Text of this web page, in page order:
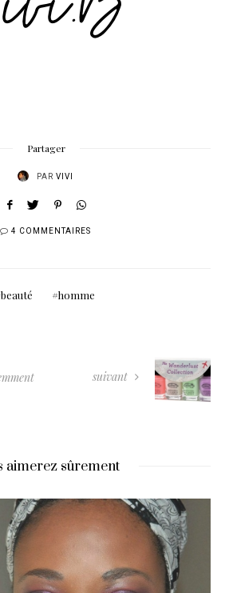
Partager
PAR VIVI
4 COMMENTAIRES
beauté homme
suivant
aimerez sûrement